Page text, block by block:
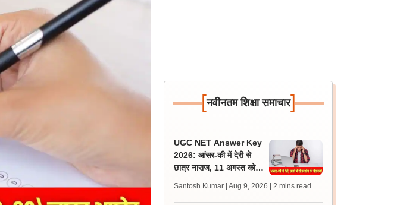
[नवीनतम शिक्षा समाचार]
UGC NET Answer Key
2026: आंसर-की में देरी से
छात्र नाराज, 11 अगस्त को
Santosh Kumar | Aug 9, 2026 | 2 mins read